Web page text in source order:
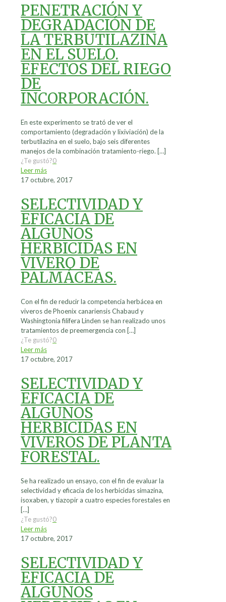
PENETRACIÓN Y
DEGRADACIÓN DE
LA TERBUTILAZINA
EN EL SUELO.
EFECTOS DEL RIEGO
DE
INCORPORACIÓN.
En este experimento se trató de ver el
comportamiento (degradación y lixiviación) de la
terbutilazina en el suelo, bajo seis diferentes
manejos de la combinación tratamiento-riego. […]
¿Te gustó?0
Leer más
17 octubre, 2017
SELECTIVIDAD Y
EFICACIA DE
ALGUNOS
HERBICIDAS EN
VIVERO DE
PALMÁCEAS.
Con el fin de reducir la competencia herbácea en
viveros de Phoenix canariensis Chabaud y
Washingtonia filifera Linden se han realizado unos
tratamientos de preemergencia con […]
¿Te gustó?0
Leer más
17 octubre, 2017
SELECTIVIDAD Y
EFICACIA DE
ALGUNOS
HERBICIDAS EN
VIVEROS DE PLANTA
FORESTAL.
Se ha realizado un ensayo, con el fin de evaluar la
selectividad y eficacia de los herbicidas simazina,
isoxaben, y tiazopir a cuatro especies forestales en
[…]
¿Te gustó?0
Leer más
17 octubre, 2017
SELECTIVIDAD Y
EFICACIA DE
ALGUNOS